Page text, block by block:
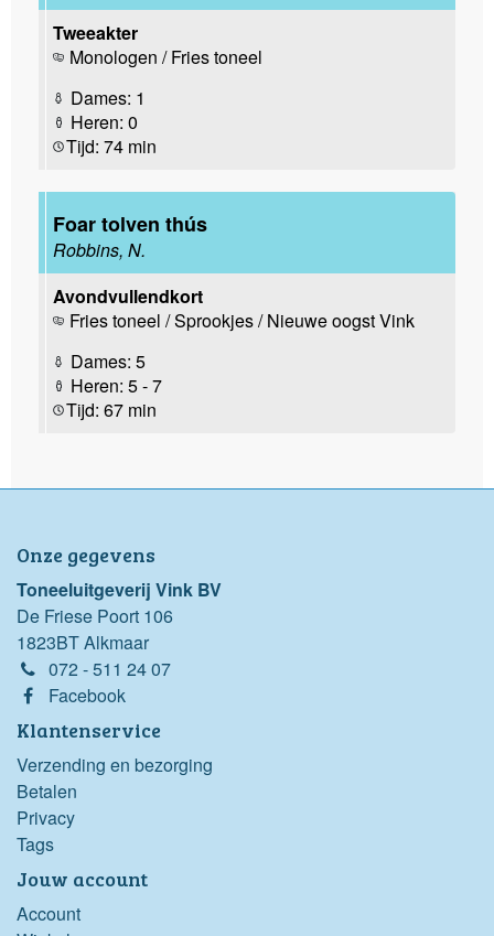
Tweeakter
Monologen / Fries toneel
Dames: 1
Heren: 0
Tijd: 74 min
Foar tolven thús
Robbins, N.
Avondvullendkort
Fries toneel / Sprookjes / Nieuwe oogst Vink
Dames: 5
Heren: 5 - 7
Tijd: 67 min
Onze gegevens
Toneeluitgeverij Vink BV
De Friese Poort 106
1823BT Alkmaar
072 - 511 24 07
Facebook
Klantenservice
Verzending en bezorging
Betalen
Privacy
Tags
Jouw account
Account